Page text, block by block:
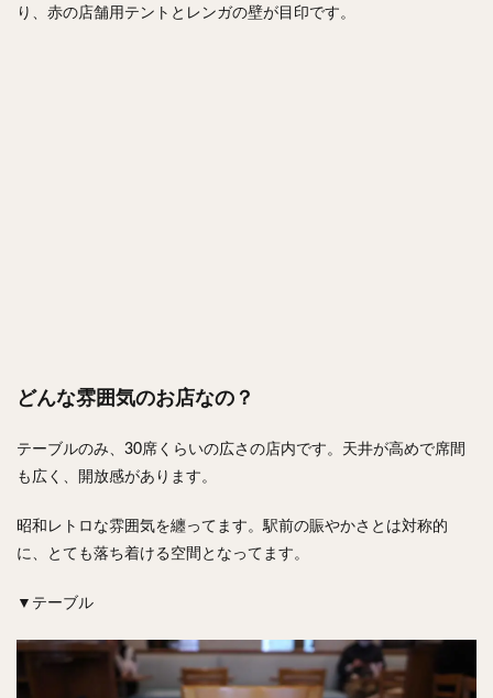
り、赤の店舗用テントとレンガの壁が目印です。
どんな雰囲気のお店なの？
テーブルのみ、30席くらいの広さの店内です。天井が高めで席間
も広く、開放感があります。
昭和レトロな雰囲気を纏ってます。駅前の賑やかさとは対称的
に、とても落ち着ける空間となってます。
▼テーブル